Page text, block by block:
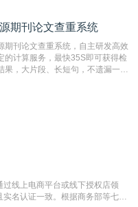
部检测来稿和已发表的文献,检测
注意填写第一作者,才能排除已发
献复制比。（限制字符数1万）
期刊论文查重系统
期刊论文查重系统，自主研发高效
的计算服务，最快35S即可获得检
果，大片段、长短句，不遗漏一处
线上电商平台或线下授权店领
名认证一致。根据商务部等七部